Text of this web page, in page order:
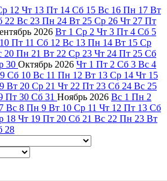
12 Чт 13 Пт 14 Сб 15 Вс 16 Пн 17 Вт
22 Вс 23 Пн 24 Вт 25 Ср 26 Чт 27 Пт
2026 Вт 1 Ср 2 Чт 3 Пт 4 Сб 5
10 Пт 11 Сб 12 Вс 13 Пн 14 Вт 15 Ср
20 Пн 21 Вт 22 Ср 23 Чт 24 Пт 25 Сб
30 Октябрь 2026 Чт 1 Пт 2 Сб 3 Вс 4
9 Сб 10 Вс 11 Пн 12 Вт 13 Ср 14 Чт 15
Вт 20 Ср 21 Чт 22 Пт 23 Сб 24 Вс 25
Пт 30 Сб 31 Ноябрь 2026 Вс 1 Пн 2
7 Вс 8 Пн 9 Вт 10 Ср 11 Чт 12 Пт 13 Сб
18 Чт 19 Пт 20 Сб 21 Вс 22 Пн 23 Вт
28